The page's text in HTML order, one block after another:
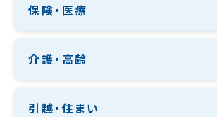
保険・医療
介護・高齢
引越・住まい